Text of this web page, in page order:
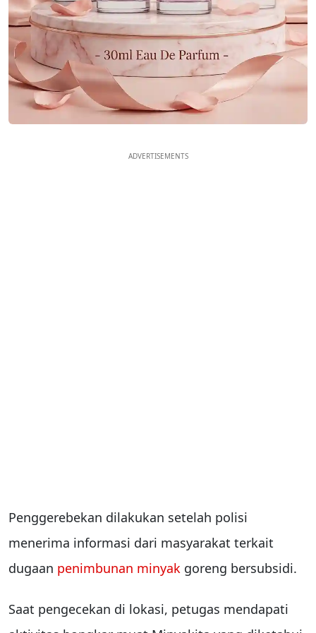
ADVERTISEMENTS
Penggerebekan dilakukan setelah polisi
menerima informasi dari masyarakat terkait
dugaan penimbunan minyak goreng bersubsidi.
Saat pengecekan di lokasi, petugas mendapati